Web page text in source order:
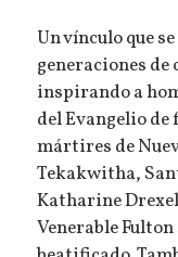
Un vínculo que
generaciones
inspirando a
del Evangelio
mártires de
Tekakwitha,
Katharine
Venerable